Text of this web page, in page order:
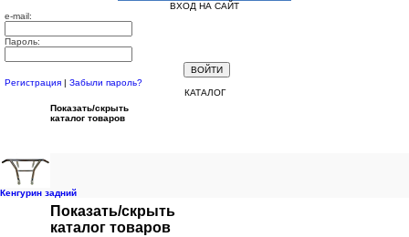
ВХОД НА САЙТ
e-mail:
Пароль:
Регистрация
Забыли пароль?
КАТАЛОГ
Показать/скрыть
каталог товаров
Кенгурин задний
Показать/скрыть
каталог товаров